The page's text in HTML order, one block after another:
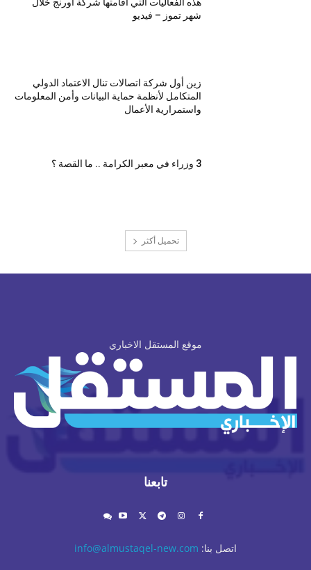
هذه الفعاليات التي اقامتها شركة اورنج خلال
شهر تموز – فيديو
زين أول شركة اتصالات تنال الاعتماد الدولي
المتكامل لأنظمة حماية البيانات وأمن المعلومات
واستمرارية الأعمال
3 وزراء في معبر الكرامة .. ما القصة ؟
تحميل أكثر
موقع المستقل الاخباري
تابعنا
اتصل بنا: info@almustaqel-new.com